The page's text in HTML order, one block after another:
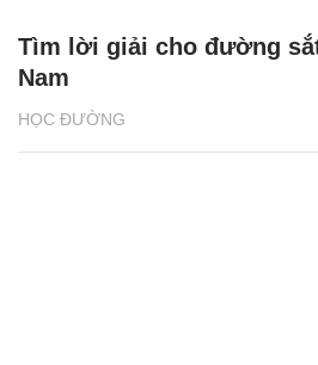
HỌC ĐƯỜNG
Tìm lời giải cho đường
Nam